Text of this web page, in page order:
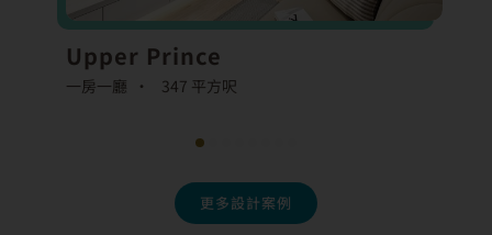
Upper Prince
一房一廳 • 347 平方呎
更多設計案例